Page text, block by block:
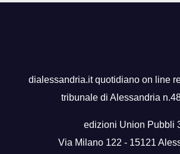
dialessandria.it quotidiano on line
tribunale di Alessandria
edizioni Union Pubbli
Via Milano 122 - 15121